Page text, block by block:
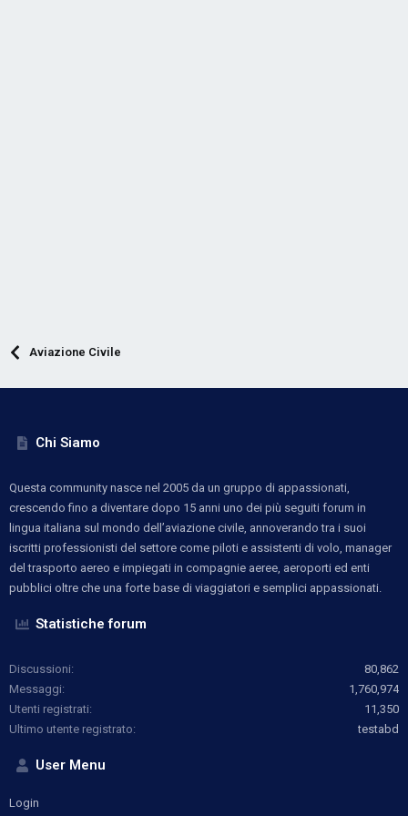
Aviazione Civile
Chi Siamo
Questa community nasce nel 2005 da un gruppo di appassionati,
crescendo fino a diventare dopo 15 anni uno dei più seguiti forum in
lingua italiana sul mondo dell’aviazione civile, annoverando tra i suoi
iscritti professionisti del settore come piloti e assistenti di volo, manager
del trasporto aereo e impiegati in compagnie aeree, aeroporti ed enti
pubblici oltre che una forte base di viaggiatori e semplici appassionati.
Statistiche forum
Discussioni
80,862
Messaggi
1,760,974
Utenti registrati
11,350
Ultimo utente registrato
testabd
User Menu
Login